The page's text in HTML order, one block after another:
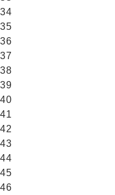
34
35
36
37
38
39
40
41
42
43
44
45
46